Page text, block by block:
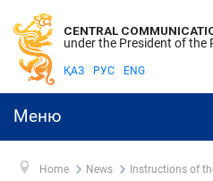
CENTRAL
under the President of the
ҚАЗ РУС ENG
Меню
Home News Instructions of